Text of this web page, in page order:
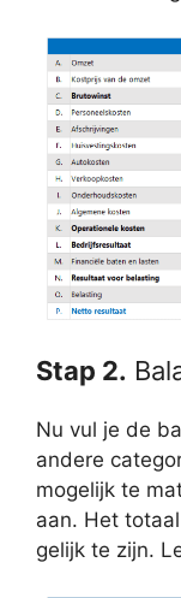
Stap 2.
Nu vul je de
andere
mogelijk te
aan. Het
gelijk te zijn.